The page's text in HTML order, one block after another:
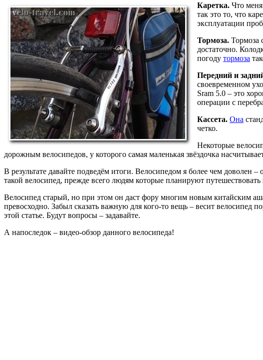
Каретка. Что меня
так это то, что
эксплуатации
Тормоза. Тормоза
достаточно.
погоду тормоза
Передний и
своевременном
Sram 5.0 – это
операции с
Кассета. Она
четко.
Некоторые
дорожным велосипедов, у которого самая маленькая звёздочка
В результате давайте подведём итоги. Велосипедом я более чем доволен
такой велосипед, прежде всего людям которые планируют путешествовать
Велосипед старый, но при этом он даст фору многим новым китайским
превосходно. Забыл сказать важную для кого-то вещь – весит велосипед
этой статье. Будут вопросы – задавайте.
А напоследок – видео-обзор данного велосипеда!